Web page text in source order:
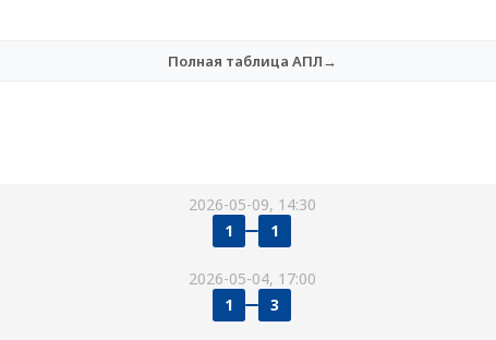
Полная таблица АПЛ→
2026-05-09, 14:30
1 1
2026-05-04, 17:00
1 3